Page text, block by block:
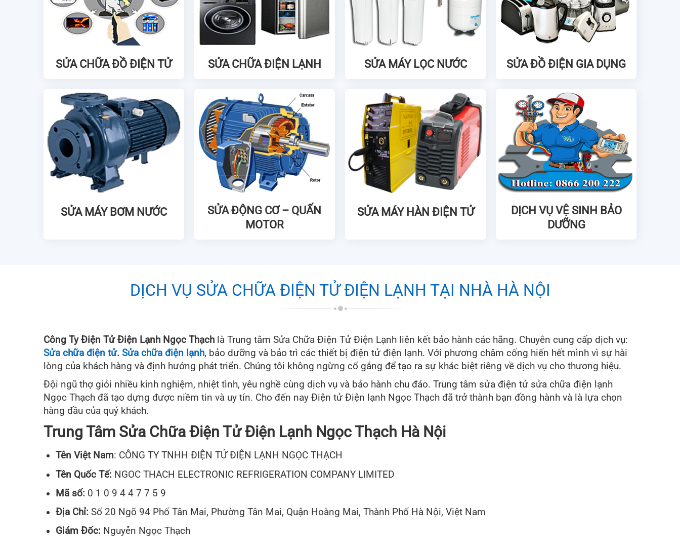
SỬA CHỮA ĐỒ ĐIỆN TỬ SỬA CHỮA ĐIỆN LẠNH SỬA MÁY LỌC NƯỚC SỬA ĐỒ ĐIỆN GIA DỤNG
SỬA MÁY BƠM NƯỚC
SỬA ĐỘNG CƠ – QUẤN
MOTOR
SỬA MÁY HÀN ĐIỆN TỬ
DỊCH VỤ VỆ SINH BẢO
DƯỠNG
DỊCH VỤ SỬA CHỮA ĐIỆN TỬ ĐIỆN LẠNH TẠI NHÀ HÀ NỘI
Công Ty Điện Tử Điện Lạnh Ngọc Thạchlà Trung tâm Sửa Chữa Điện Tử Điện Lạnh liên kết bảo hành các hãng. Chuyên cung cấp dịch vụ:
Sửa chữa điện tử. Sửa chữa điện lạnh, bảo dưỡng và bảo trì các thiết bị điện tử điện lạnh. Với phương châm cống hiến hết mình vì sự hài
lòng của khách hàng và định hướng phát triển. Chúng tôi không ngừng cố gắng để tạo ra sự khác biệt riêng về dịch vụ cho thương hiệu.
Đội ngũ thợ giỏi nhiều kinh nghiệm, nhiệt tình, yêu nghề cùng dịch vụ và bảo hành chu đáo. Trung tâm sửa điện tử sửa chữa điện lạnh
Ngọc Thạch đã tạo dựng được niềm tin và uy tín. Cho đến nay Điện tử Điện lạnh Ngọc Thạch đã trở thành bạn đồng hành và là lựa chọn
hàng đầu của quý khách.
Trung Tâm Sửa Chữa Điện Tử Điện Lạnh Ngọc Thạch Hà Nội
Tên Việt Nam: CÔNG TY TNHH ĐIỆN TỬ ĐIỆN LẠNH NGỌC THẠCH
Tên Quốc Tế: NGOC THACH ELECTRONIC REFRIGERATION COMPANY LIMITED
Mã số: 0 1 0 9 4 4 7 7 5 9
Địa Chỉ: Số 20 Ngõ 94 Phố Tân Mai, Phường Tân Mai, Quận Hoàng Mai, Thành Phố Hà Nội, Việt Nam
Giám Đốc: Nguyễn Ngọc Thạch